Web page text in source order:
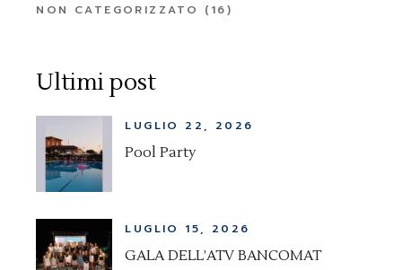
NON CATEGORIZZATO
(16)
Ultimi post
LUGLIO 22, 2026
Pool Party
LUGLIO 15, 2026
GALA DELL’ATV BANCOMAT